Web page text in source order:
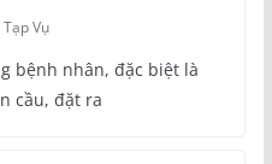
Tạp Vụ
bệnh nhân, đặc biệt là
cầu, đặt ra